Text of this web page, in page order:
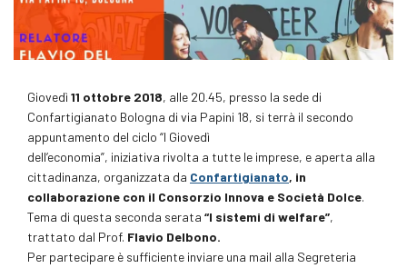
Giovedì 11 ottobre 2018, alle 20.45, presso la sede di
Confartigianato Bologna di via Papini 18, si terrà il secondo
appuntamento del ciclo “I Giovedì
dell’economia”, iniziativa rivolta a tutte le imprese, e aperta alla
cittadinanza, organizzata da Confartigianato, in
collaborazione con il Consorzio Innova e Società Dolce.
Tema di questa seconda serata “I sistemi di welfare”,
trattato dal Prof. Flavio Delbono.
Per partecipare è sufficiente inviare una mail alla Segreteria